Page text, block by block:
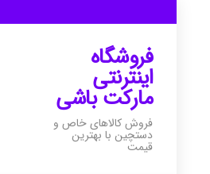
فروشگاه
اینترنتی
مارکت باشی
فروش کالاهای خاص و
دستچین با بهترین
قیمت